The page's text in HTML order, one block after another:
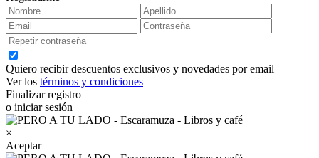
Quiero recibir descuentos exclusivos y novedades por email
Ver los términos y condiciones
Finalizar registro
o iniciar sesión
×
Aceptar